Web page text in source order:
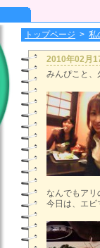
トップページ > 私
2010年02月
みんぴこと、
なんでもア
今日は、エビ